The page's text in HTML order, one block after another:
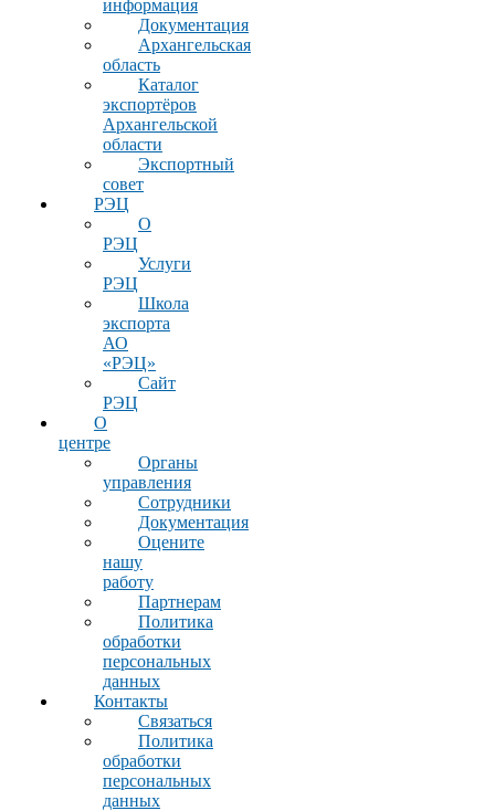
информация
Документация
Архангельская
область
Каталог
экспортёров
Архангельской
области
Экспортный
совет
РЭЦ
О
РЭЦ
Услуги
РЭЦ
Школа
экспорта
АО
«РЭЦ»
Сайт
РЭЦ
О
центре
Органы
управления
Сотрудники
Документация
Оцените
нашу
работу
Партнерам
Политика
обработки
персональных
данных
Контакты
Связаться
Политика
обработки
персональных
данных